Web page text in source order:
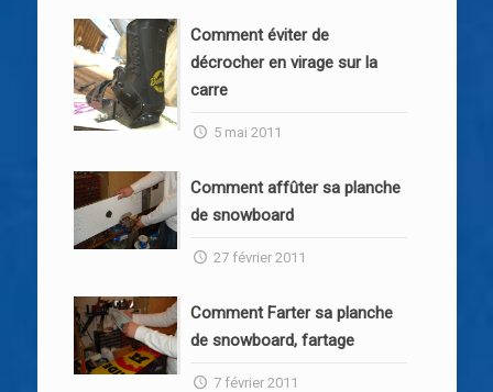
Comment éviter de
décrocher en virage sur la
carre
5 mai 2011
Comment affûter sa planche
de snowboard
27 février 2011
Comment Farter sa planche
de snowboard, fartage
7 février 2011